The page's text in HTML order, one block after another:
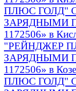
ПЛЮС ГОЛД"
ЗАРЯДНЫМИ
1172506» в
"РЕЙНДЖЕР
ЗАРЯДНЫМИ
1172506» в
ПЛЮС ГОЛД"